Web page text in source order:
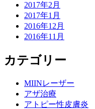
2017年2月
2017年1月
2016年12月
2016年11月
カテゴリー
MIINレーザー
アザ治療
アトピー性皮膚炎